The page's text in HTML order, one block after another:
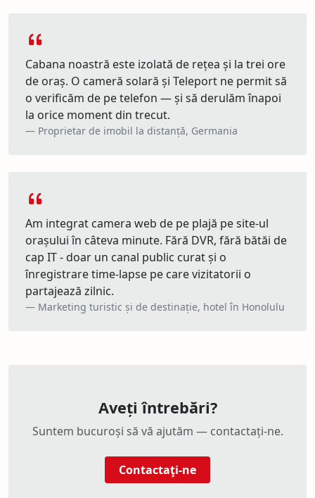
Cabana noastră este izolată de rețea și la trei ore
de oraș. O cameră solară și Teleport ne permit să
o verificăm de pe telefon — și să derulăm înapoi
la orice moment din trecut.
Proprietar de imobil la distanță, Germania
Am integrat camera web de pe plajă pe site-ul
orașului în câteva minute. Fără DVR, fără bătăi de
cap IT - doar un canal public curat și o
înregistrare time-lapse pe care vizitatorii o
partajează zilnic.
Marketing turistic și de destinație, hotel în Honolulu
Aveți întrebări?
Suntem bucuroși să vă ajutăm — contactați-ne.
Contactaţi-ne